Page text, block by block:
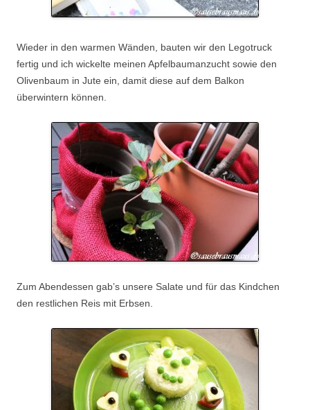
Wieder in den warmen Wänden, bauten wir den Legotruck
fertig und ich wickelte meinen Apfelbaumanzucht sowie den
Olivenbaum in Jute ein, damit diese auf dem Balkon
überwintern können.
Zum Abendessen gab’s unsere Salate und für das Kindchen
den restlichen Reis mit Erbsen.